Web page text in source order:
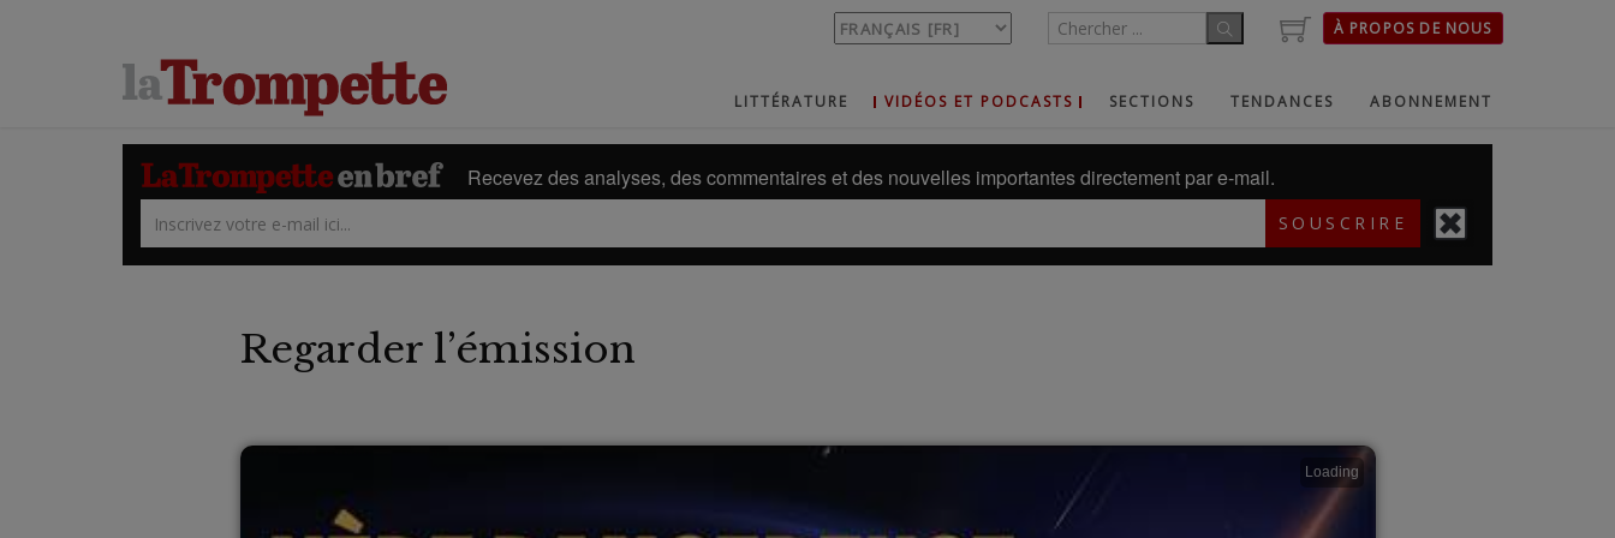
À PROPOS DE NOUS
LITTÉRATURE VIDÉOS ET PODCASTS SECTIONS TENDANCES ABONNEMENT
Recevez des analyses, des commentaires et des nouvelles importantes directement par e-mail.
SOUSCRIRE
Regarder l’émission
Loading